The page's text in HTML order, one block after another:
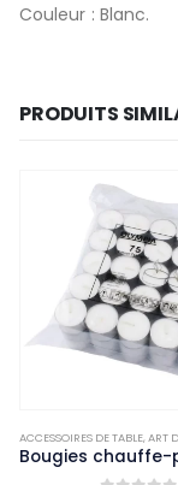
Couleur : Blanc.
PRODUITS
,NON-
ACCESSOIRES DE TABLE,ART